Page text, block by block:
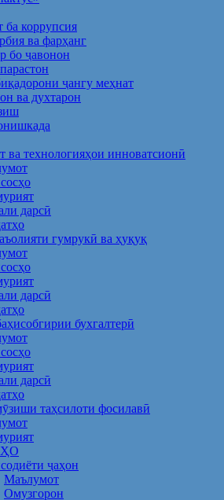
коррупсия
ва фарҳанг
бо ҷавонон
ҷангу меҳнат
ва духтарон
ва технологияҳои инноватсионӣ
дарсӣ
гумрукӣ ва ҳуқуқ
дарсӣ
бухгалтерӣ
дарсӣ
таҳсилоти фосилавӣ
ҷаҳон
Маълумот
Омузгорон